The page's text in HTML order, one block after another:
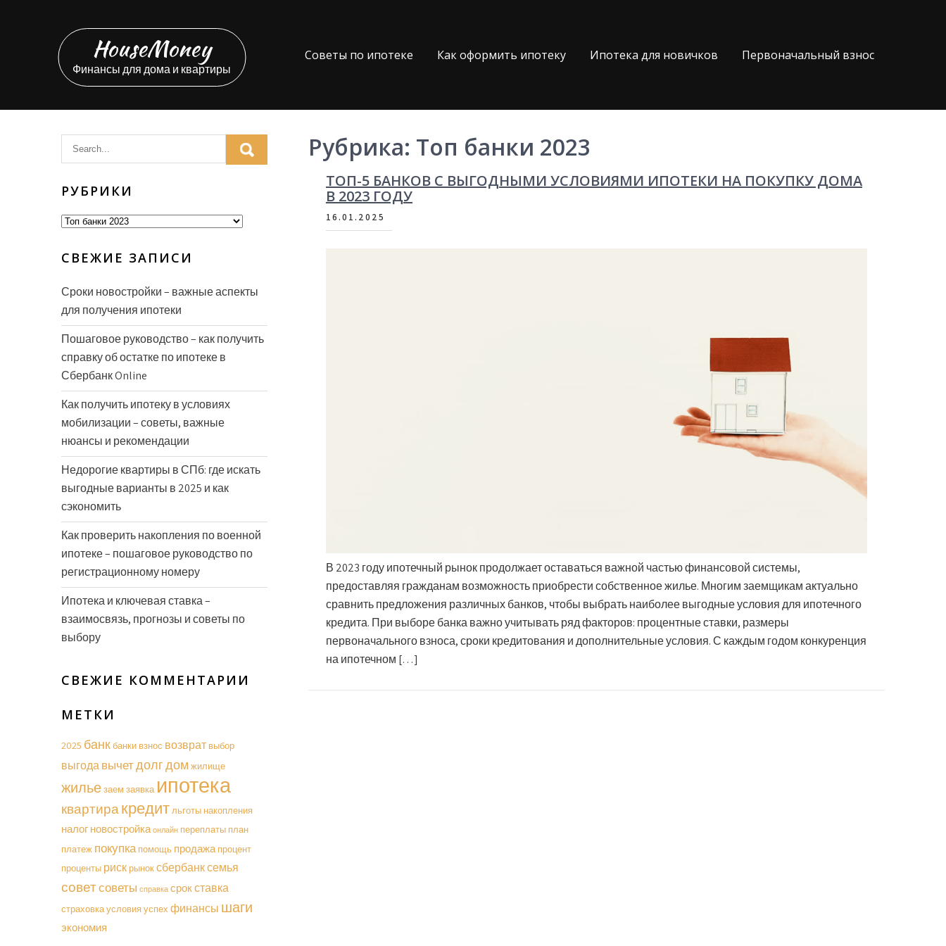
содержимому
HouseMoney
Финансы для дома и квартиры
Советы по ипотеке Как оформить ипотеку Ипотека для новичков Первоначальный взнос
Рубрика: Топ банки 2023
ТОП-5 БАНКОВ С ВЫГОДНЫМИ УСЛОВИЯМИ ИПОТЕКИ НА ПОКУПКУ ДОМА
В 2023 ГОДУ
16.01.2025
В 2023 году ипотечный рынок продолжает оставаться важной частью финансовой системы,
предоставляя гражданам возможность приобрести собственное жилье. Многим заемщикам актуально
сравнить предложения различных банков, чтобы выбрать наиболее выгодные условия для ипотечного
кредита. При выборе банка важно учитывать ряд факторов: процентные ставки, размеры
первоначального взноса, сроки кредитования и дополнительные условия. С каждым годом конкуренция
на ипотечном […]
РУБРИКИ
Рубрики
СВЕЖИЕ ЗАПИСИ
Сроки новостройки – важные аспекты
для получения ипотеки
Пошаговое руководство – как получить
справку об остатке по ипотеке в
Сбербанк Online
Как получить ипотеку в условиях
мобилизации – советы, важные
нюансы и рекомендации
Недорогие квартиры в СПб: где искать
выгодные варианты в 2025 и как
сэкономить
Как проверить накопления по военной
ипотеке – пошаговое руководство по
регистрационному номеру
Ипотека и ключевая ставка –
взаимосвязь, прогнозы и советы по
выбору
СВЕЖИЕ КОММЕНТАРИИ
МЕТКИ
2025 банкбанки взнос возврат выбор
выгодавычетдолгдомжилище
жильезаем заявка ипотека
квартиракредитльготы накопления
налог новостройка онлайн переплаты план
платеж покупка помощь продажа процент
проценты рискрыноксбербанксемья
советсоветы справка срокставка
страховкаусловияуспех финансы шаги
экономия